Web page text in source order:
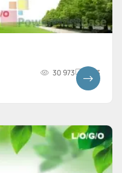
30 973 4x3